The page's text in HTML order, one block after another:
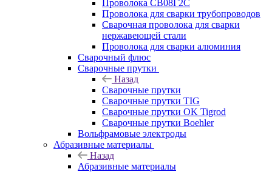
Проволока СВ08Г2С
Проволока для сварки трубопроводов
Сварочная проволока для сварки
нержавеющей стали
Проволока для сварки алюминия
Сварочный флюс
Сварочные прутки
Назад
Сварочные прутки
Сварочные прутки TIG
Сварочные прутки OK Tigrod
Сварочные прутки Boehler
Вольфрамовые электроды
Абразивные материалы
Назад
Абразивные материалы